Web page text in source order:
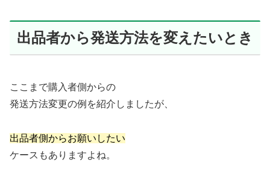
出品者から発送方法を変えたいとき
ここまで購入者側からの
発送方法変更の例を紹介しましたが、
出品者側からお願いしたい
ケースもありますよね。